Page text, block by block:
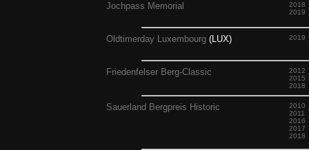
Jochpass Memorial
2018
2019
Oldtimerday Luxembourg (LUX) 2019
Friedenfelser Berg-Classic
2012
2015
2018
Sauerland Bergpreis Historic
2010
2011
2016
2017
2018